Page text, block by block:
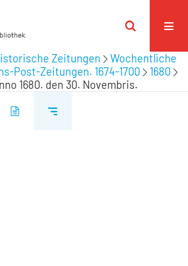
Zeitungen
Wochentliche
Post-Zeitungen. 1674-1700
1680
1680. den 30. Novembris.